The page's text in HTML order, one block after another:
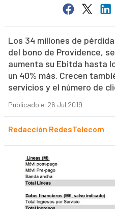
Los 34 millones de
del bono de Providence,
aumenta su Ebitda hasta
un 40% más. Crecen
servicios y el número de
Publicado el 26 Jul 2019
Redacción RedesTelecom